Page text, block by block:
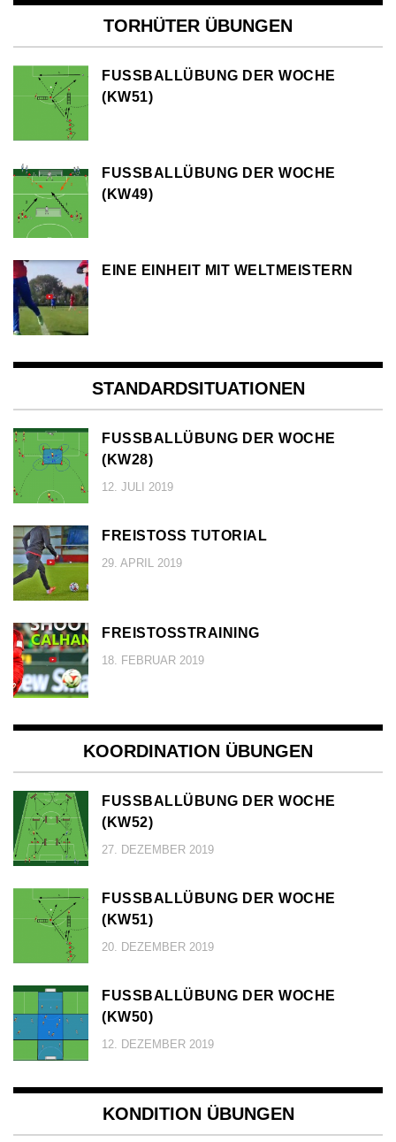
TORHÜTER ÜBUNGEN
FUSSBALLÜBUNG DER WOCHE (
KW51)
FUSSBALLÜBUNG DER WOCHE (
KW49)
EINE EINHEIT MIT WELTMEISTERN
STANDARDSITUATIONEN
FUSSBALLÜBUNG DER WOCHE (
KW28)
12. JULI 2019
FREISTOSS TUTORIAL
29. APRIL 2019
FREISTOSSTRAINING
18. FEBRUAR 2019
KOORDINATION ÜBUNGEN
FUSSBALLÜBUNG DER WOCHE (
KW52)
27. DEZEMBER 2019
FUSSBALLÜBUNG DER WOCHE (
KW51)
20. DEZEMBER 2019
FUSSBALLÜBUNG DER WOCHE (
KW50)
12. DEZEMBER 2019
KONDITION ÜBUNGEN